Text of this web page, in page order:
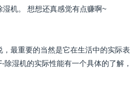
机。 想想还真感觉有点赚啊~
，最重要的当然是它在生活中的实际表
除湿机的实际性能有一个具体的了解，